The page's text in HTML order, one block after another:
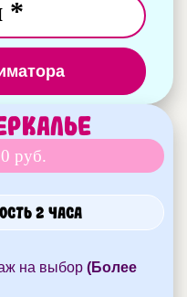
руб.
2 часа
на выбор (Более